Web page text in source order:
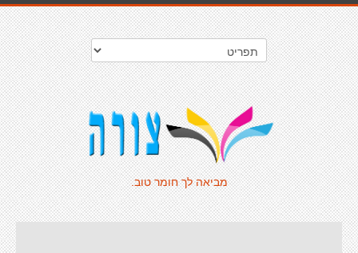
מביאה לך חומר טוב.